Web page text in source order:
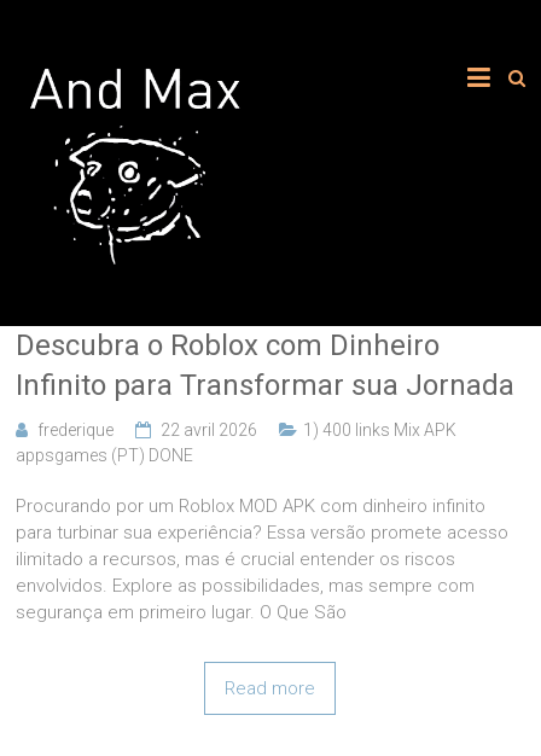
Descubra o Roblox com Dinheiro
Infinito para Transformar sua Jornada
frederique 22 avril 2026
1) 400 links Mix APK
appsgames (PT) DONE
Procurando por um Roblox MOD APK com dinheiro infinito
para turbinar sua experiência? Essa versão promete acesso
ilimitado a recursos, mas é crucial entender os riscos
envolvidos. Explore as possibilidades, mas sempre com
segurança em primeiro lugar. O Que São
Read more